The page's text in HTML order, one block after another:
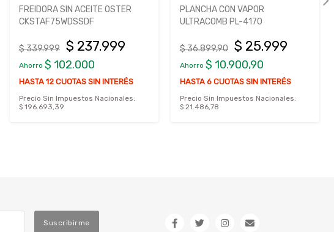
FREIDORA SIN ACEITE OSTER
CKSTAF75WDSSDF
$ 339.999 $ 237.999
Ahorro $ 102.000
HASTA 12 CUOTAS SIN INTERÉS
Precio Sin Impuestos Nacionales:
$ 196.693,39
PLANCHA CON VAPOR
ULTRACOMB PL-4170
$ 36.899,90 $ 25.999
Ahorro $ 10.900,90
HASTA 6 CUOTAS SIN INTERÉS
Precio Sin Impuestos Nacionales:
$ 21.486,78
Suscribirme